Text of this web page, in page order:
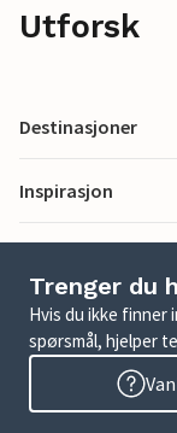
Utforsk
Destinasjoner
Inspirasjon
Trenger du
Hvis du ikke finner
spørsmål, hjelper